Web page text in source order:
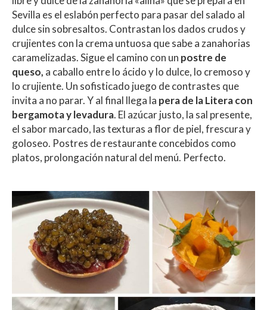
Sevilla es el eslabón perfecto para pasar del salado al
dulce sin sobresaltos. Contrastan los dados crudos y
crujientes con la crema untuosa que sabe a zanahorias
caramelizadas. Sigue el camino con un postre de
queso, a caballo entre lo ácido y lo dulce, lo cremoso y
lo crujiente. Un sofisticado juego de contrastes que
invita a no parar. Y al final llega la pera de la Litera con
bergamota y levadura. El azúcar justo, la sal presente,
el sabor marcado, las texturas a flor de piel, frescura y
goloseo. Postres de restaurante concebidos como
platos, prolongación natural del menú. Perfecto.